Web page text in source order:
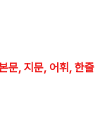
문, 지문, 어휘, 한줄